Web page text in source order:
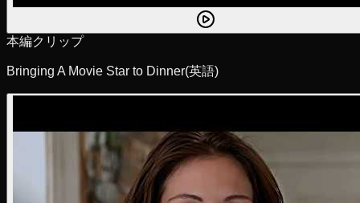
本編クリップ
Bringing A Movie Star to Dinner(英語)